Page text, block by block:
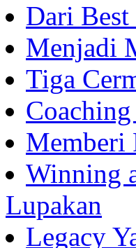
Dari
Menjadi
Tiga
Memberi
Winning
Lupakan
Legacy